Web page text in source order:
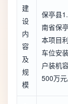
建
设
内
容
及
规
模
保亭县
南省保
本项目
车位安
户装机
500万